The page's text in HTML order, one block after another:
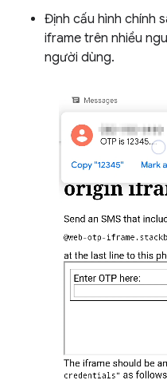
Định cấu hình chính
iframe trên nhiều
người dùng.